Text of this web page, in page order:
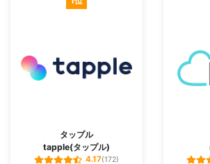
タップル
tapple(タップル)
4.17(172)